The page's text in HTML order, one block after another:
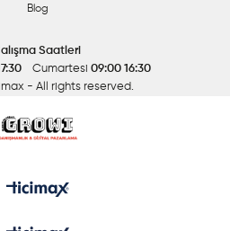
Blog
Saatleri
Cumartesi 09:00 16:30
- All rights reserved.